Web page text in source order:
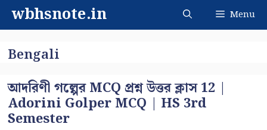
Skipwbhsnote.in Menu
Bengali
আদরিণী গল্পের MCQ প্রশ্ন উত্তর ক্লাস 12 |
Adorini Golper MCQ | HS 3rd
Semester